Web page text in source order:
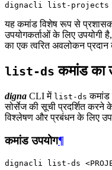
dignacli
यह कमांड विशेष रूप से
उपयोगकर्ताओं के लिए उपयोगी
का एक त्वरित अवलोकन प्रदान
list-ds कमांड का
digna CLI में list-ds कमांड
सोर्सेज की सूची प्रदर्शित करने
विश्लेषण और प्रबंधन के लिए
कमांड उपयोग¶
dignacli list-ds